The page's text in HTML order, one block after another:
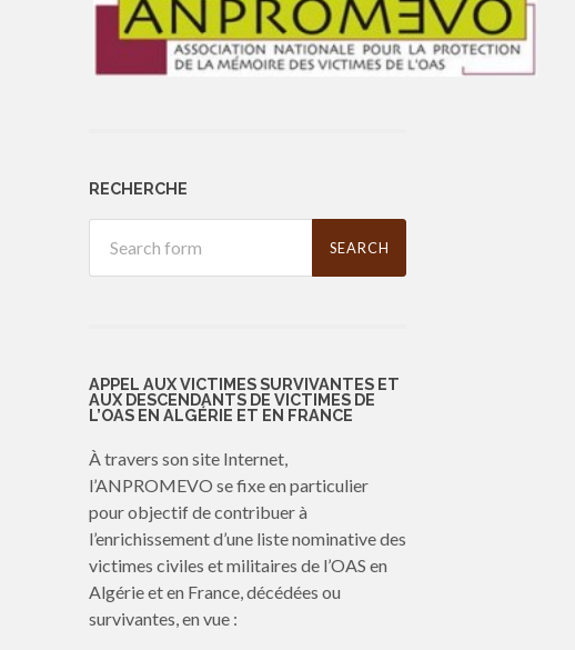
RECHERCHE
APPEL AUX VICTIMES SURVIVANTES ET
AUX DESCENDANTS DE VICTIMES DE
L’OAS EN ALGÉRIE ET EN FRANCE
À travers son site Internet,
l’ANPROMEVO se fixe en particulier
pour objectif de contribuer à
l’enrichissement d’une liste nominative des
victimes civiles et militaires de l’OAS en
Algérie et en France, décédées ou
survivantes, en vue :